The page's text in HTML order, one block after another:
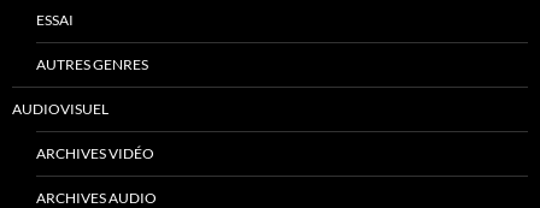
ESSAI
AUTRES GENRES
AUDIOVISUEL
ARCHIVES VIDÉO
ARCHIVES AUDIO